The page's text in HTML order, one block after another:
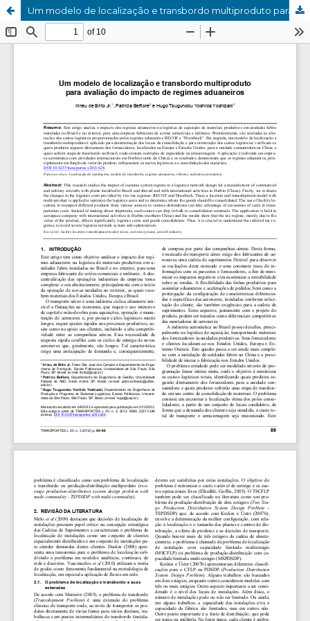
Um modelo de localização e transbordo multiproduto para avaliação do impacto de regimes aduaneiros